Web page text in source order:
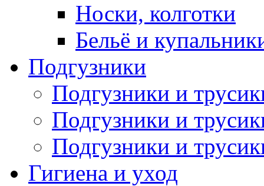
Носки, колготки
Бельё и
Подгузники
Подгузники и
Подгузники и
Подгузники и
Гигиена и уход